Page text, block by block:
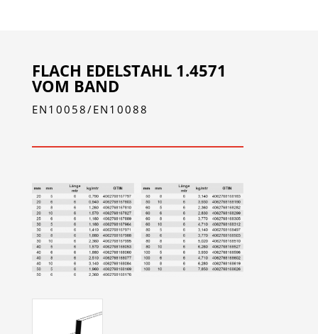
FLACH EDELSTAHL 1.4571
VOM BAND
EN10058/EN10088